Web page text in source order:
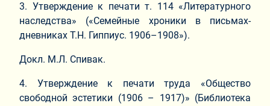
3. Утверждение к печати т. 114 «Литературного
наследства» («Семейные хроники в письмах-
дневниках Т.Н. Гиппиус. 1906–1908»).
Докл. М.Л. Спивак.
4. Утверждение к печати труда «Общество
свободной эстетики (1906 – 1917)» (Библиотека